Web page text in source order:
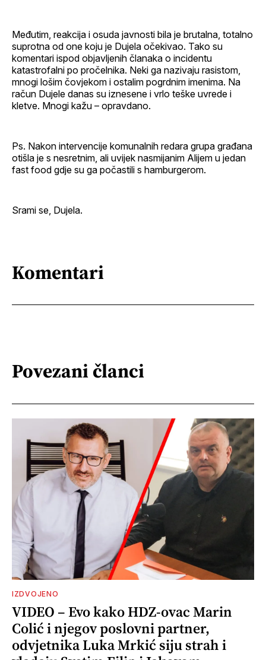
Međutim, reakcija i osuda javnosti bila je brutalna, totalno
suprotna od one koju je Dujela očekivao. Tako su
komentari ispod objavljenih članaka o incidentu
katastrofalni po pročelnika. Neki ga nazivaju rasistom,
mnogi lošim čovjekom i ostalim pogrdnim imenima. Na
račun Dujele danas su iznesene i vrlo teške uvrede i
kletve. Mnogi kažu – opravdano.
Ps. Nakon intervencije komunalnih redara grupa građana
otišla je s nesretnim, ali uvijek nasmijanim Alijem u jedan
fast food gdje su ga počastili s hamburgerom.
Srami se, Dujela.
Komentari
Povezani članci
IZDVOJENO
VIDEO – Evo kako HDZ-ovac Marin
Colić i njegov poslovni partner,
odvjetnika Luka Mrkić siju strah i